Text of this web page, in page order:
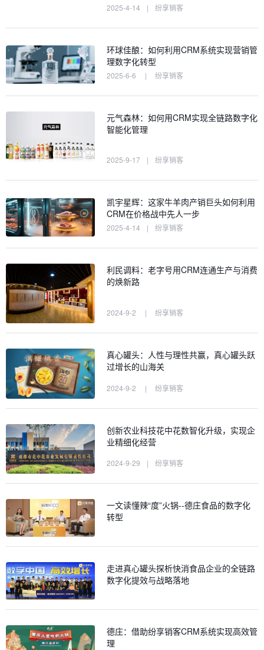
2025-4-14 | 纷享销客
环球佳酿：如何利用CRM系统实现营销管
理数字化转型
2025-6-6 | 纷享销客
元气森林：如何用CRM实现全链路数字化
智能化管理
2025-9-17 | 纷享销客
凯宇星辉：这家牛羊肉产销巨头如何利用
CRM在价格战中先人一步
2025-4-14 | 纷享销客
利民调料：老字号用CRM连通生产与消费
的焕新路
2024-9-2 | 纷享销客
真心罐头：人性与理性共赢，真心罐头跃
过增长的山海关
2024-9-2 | 纷享销客
创新农业科技花中花数智化升级，实现企
业精细化经营
2024-9-29 | 纷享销客
一文读懂辣“度”火锅--德庄食品的数字化
转型
走进真心罐头探析快消食品企业的全链路
数字化提效与战略落地
德庄：借助纷享销客CRM系统实现高效管
理